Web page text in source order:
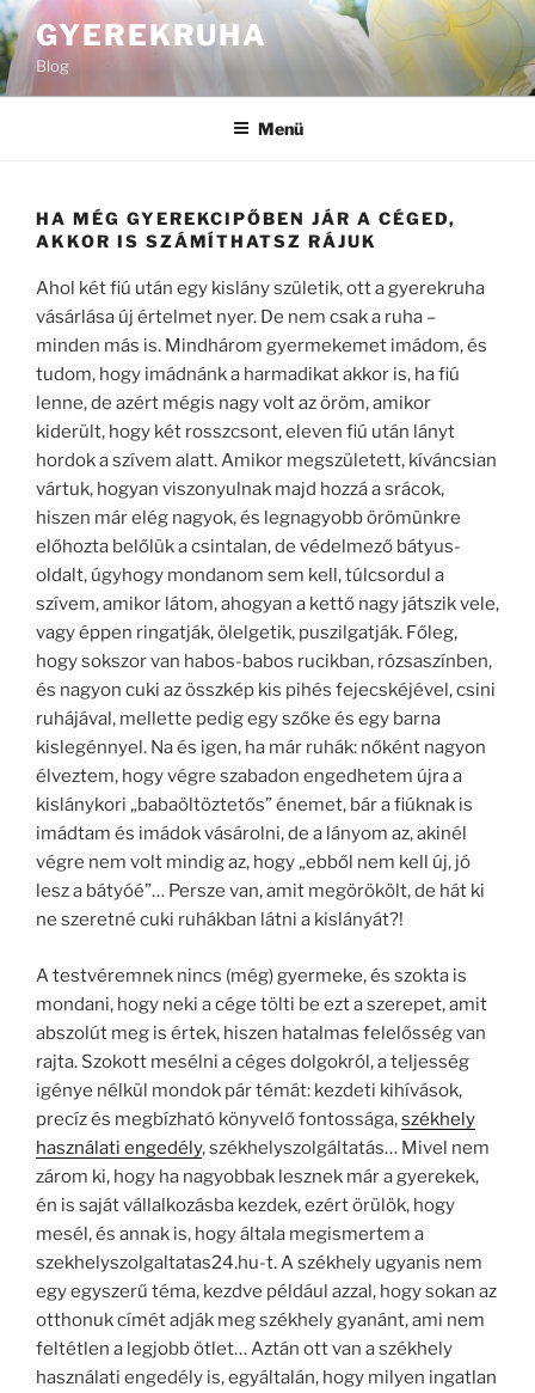
Tartalomhoz
GYEREKRUHA
Blog
Menü
HA MÉG GYEREKCIPŐBEN JÁR A CÉGED,
AKKOR IS SZÁMÍTHATSZ RÁJUK
Ahol két fiú után egy kislány születik, ott a gyerekruha
vásárlása új értelmet nyer. De nem csak a ruha –
minden más is. Mindhárom gyermekemet imádom, és
tudom, hogy imádnánk a harmadikat akkor is, ha fiú
lenne, de azért mégis nagy volt az öröm, amikor
kiderült, hogy két rosszcsont, eleven fiú után lányt
hordok a szívem alatt. Amikor megszületett, kíváncsian
vártuk, hogyan viszonyulnak majd hozzá a srácok,
hiszen már elég nagyok, és legnagyobb örömünkre
előhozta belőlük a csintalan, de védelmező bátyus-
oldalt, úgyhogy mondanom sem kell, túlcsordul a
szívem, amikor látom, ahogyan a kettő nagy játszik vele,
vagy éppen ringatják, ölelgetik, puszilgatják. Főleg,
hogy sokszor van habos-babos rucikban, rózsaszínben,
és nagyon cuki az összkép kis pihés fejecskéjével, csini
ruhájával, mellette pedig egy szőke és egy barna
kislegénnyel. Na és igen, ha már ruhák: nőként nagyon
élveztem, hogy végre szabadon engedhetem újra a
kislánykori „babaöltöztetős” énemet, bár a fiúknak is
imádtam és imádok vásárolni, de a lányom az, akinél
végre nem volt mindig az, hogy „ebből nem kell új, jó
lesz a bátyóé”… Persze van, amit megörökölt, de hát ki
ne szeretné cuki ruhákban látni a kislányát?!
A testvéremnek nincs (még) gyermeke, és szokta is
mondani, hogy neki a cége tölti be ezt a szerepet, amit
abszolút meg is értek, hiszen hatalmas felelősség van
rajta. Szokott mesélni a céges dolgokról, a teljesség
igénye nélkül mondok pár témát: kezdeti kihívások,
precíz és megbízható könyvelő fontossága,székhely
használati engedély, székhelyszolgáltatás… Mivel nem
zárom ki, hogy ha nagyobbak lesznek már a gyerekek,
én is saját vállalkozásba kezdek, ezért örülök, hogy
mesél, és annak is, hogy általa megismertem a
szekhelyszolgaltatas24.hu-t. A székhely ugyanis nem
egy egyszerű téma, kezdve például azzal, hogy sokan az
otthonuk címét adják meg székhely gyanánt, ami nem
feltétlen a legjobb ötlet… Aztán ott van a székhely
használati engedély is, egyáltalán, hogy milyen ingatlan